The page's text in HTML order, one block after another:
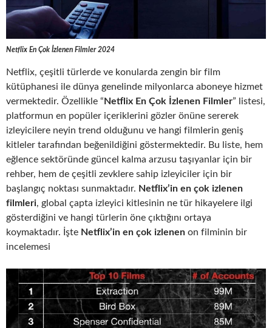
Netflix En Çok İzlenen Filmler 2024
Netflix, çeşitli türlerde ve konularda zengin bir film
kütüphanesi ile dünya genelinde milyonlarca aboneye hizmet
vermektedir. Özellikle “ Netflix En Çok İzlenen Filmler” listesi,
platformun en popüler içeriklerini gözler önüne sererek
izleyicilere neyin trend olduğunu ve hangi filmlerin geniş
kitleler tarafından beğenildiğini göstermektedir. Bu liste, hem
eğlence sektöründe güncel kalma arzusu taşıyanlar için bir
rehber, hem de çeşitli zevklere sahip izleyiciler için bir
başlangıç noktası sunmaktadır. Netflix’in en çok izlenen
filmleri, global çapta izleyici kitlesinin ne tür hikayelere ilgi
gösterdiğini ve hangi türlerin öne çıktığını ortaya
koymaktadır. İşte Netflix’in en çok izlenen on filminin bir
incelemesi